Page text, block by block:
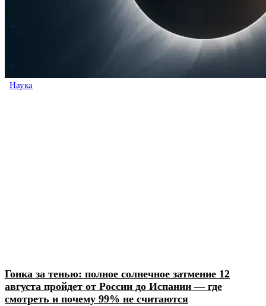
Наука
Гонка за тенью: полное солнечное затмение 12
августа пройдет от России до Испании — где
смотреть и почему 99% не считаются